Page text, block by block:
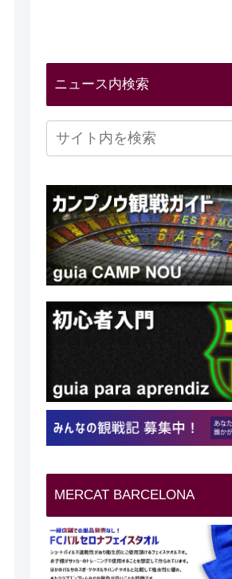
ニュース内検索
MERCAT BARCELONA